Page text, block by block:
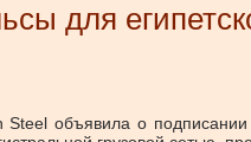
для
объявила о